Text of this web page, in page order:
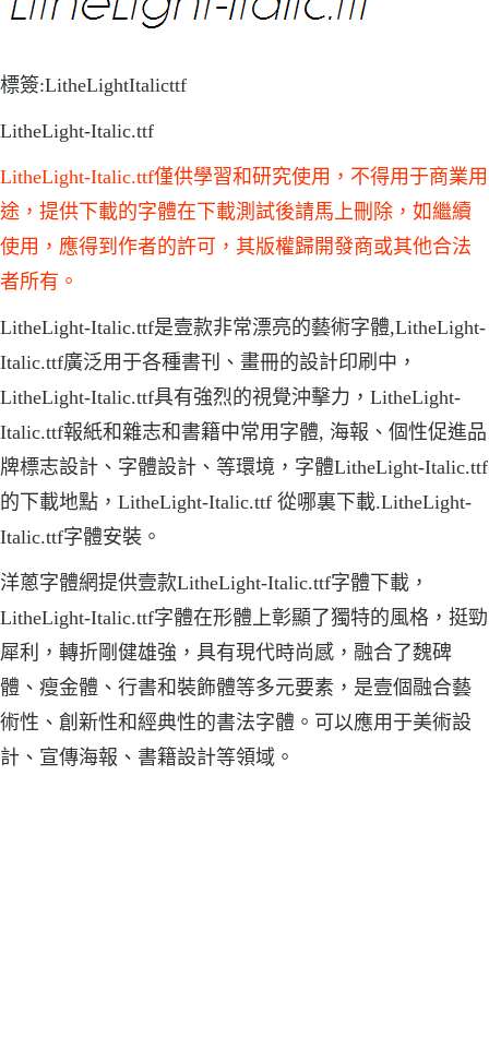
標簽:LitheLightItalicttf
LitheLight-Italic.ttf
LitheLight-Italic.ttf僅供學習和研究使用，不得用于商業用
途，提供下載的字體在下載測試後請馬上刪除，如繼續
使用，應得到作者的許可，其版權歸開發商或其他合法
者所有。
LitheLight-Italic.ttf是壹款非常漂亮的藝術字體,LitheLight-
Italic.ttf廣泛用于各種書刊、畫冊的設計印刷中，
LitheLight-Italic.ttf具有強烈的視覺沖擊力，LitheLight-
Italic.ttf報紙和雜志和書籍中常用字體, 海報、個性促進品
牌標志設計、字體設計、等環境，字體LitheLight-Italic.ttf
的下載地點，LitheLight-Italic.ttf 從哪裏下載.LitheLight-
Italic.ttf字體安裝。
洋蔥字體網提供壹款LitheLight-Italic.ttf字體下載，
LitheLight-Italic.ttf字體在形體上彰顯了獨特的風格，挺勁
犀利，轉折剛健雄強，具有現代時尚感，融合了魏碑
體、瘦金體、行書和裝飾體等多元要素，是壹個融合藝
術性、創新性和經典性的書法字體。可以應用于美術設
計、宣傳海報、書籍設計等領域。